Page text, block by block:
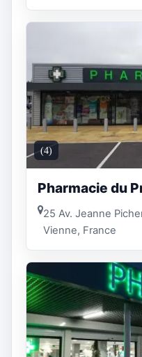
(4)
Pharmacie du
25 Av. Jeanne
Vienne, France